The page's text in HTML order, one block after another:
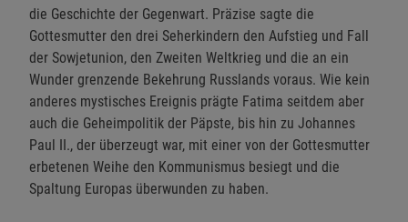
die Geschichte der Gegenwart. Präzise sagte die
Gottesmutter den drei Seherkindern den Aufstieg und Fall
der Sowjetunion, den Zweiten Weltkrieg und die an ein
Wunder grenzende Bekehrung Russlands voraus. Wie kein
anderes mystisches Ereignis prägte Fatima seitdem aber
auch die Geheimpolitik der Päpste, bis hin zu Johannes
Paul II., der überzeugt war, mit einer von der Gottesmutter
erbetenen Weihe den Kommunismus besiegt und die
Spaltung Europas überwunden zu haben.
Einstellungen speichern für die GruppeEinstellungen speichern für die Gruppe
Zurück Einwilligung nicht erteilen
Notwendige Cookies (5)
Beschreibung Notwendige Cookies
Cookie-Informationenanzeigen